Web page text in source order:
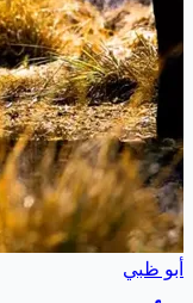
أبو ظبي